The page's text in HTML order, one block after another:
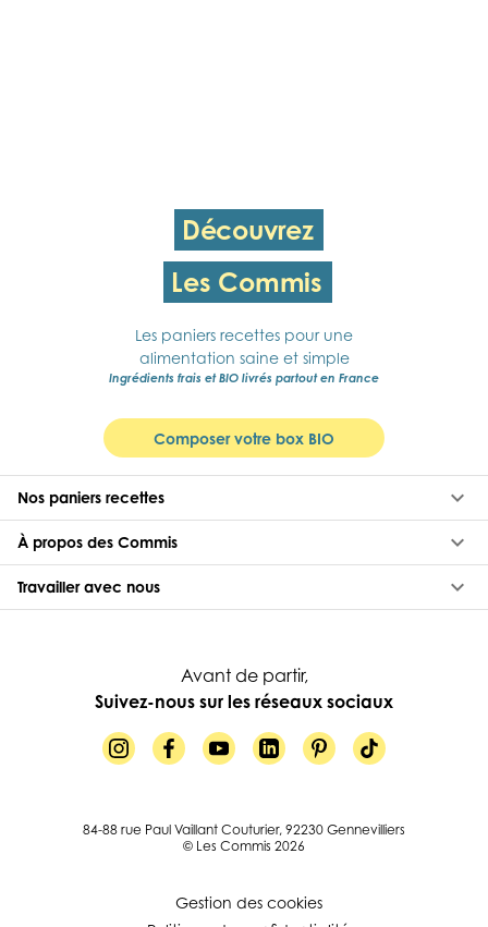
Découvrez
Les Commis
Les paniers recettes pour une
alimentation saine et simple
Ingrédients frais et BIO livrés partout en France
Composer votre box BIO
Nos paniers recettes keyboard_arrow_down
À propos des Commis keyboard_arrow_down
Travailler avec nous keyboard_arrow_down
Avant de partir,
Suivez-nous sur les réseaux sociaux
84-88 rue Paul Vaillant Couturier, 92230 Gennevilliers
© Les Commis 2026
Gestion des cookies